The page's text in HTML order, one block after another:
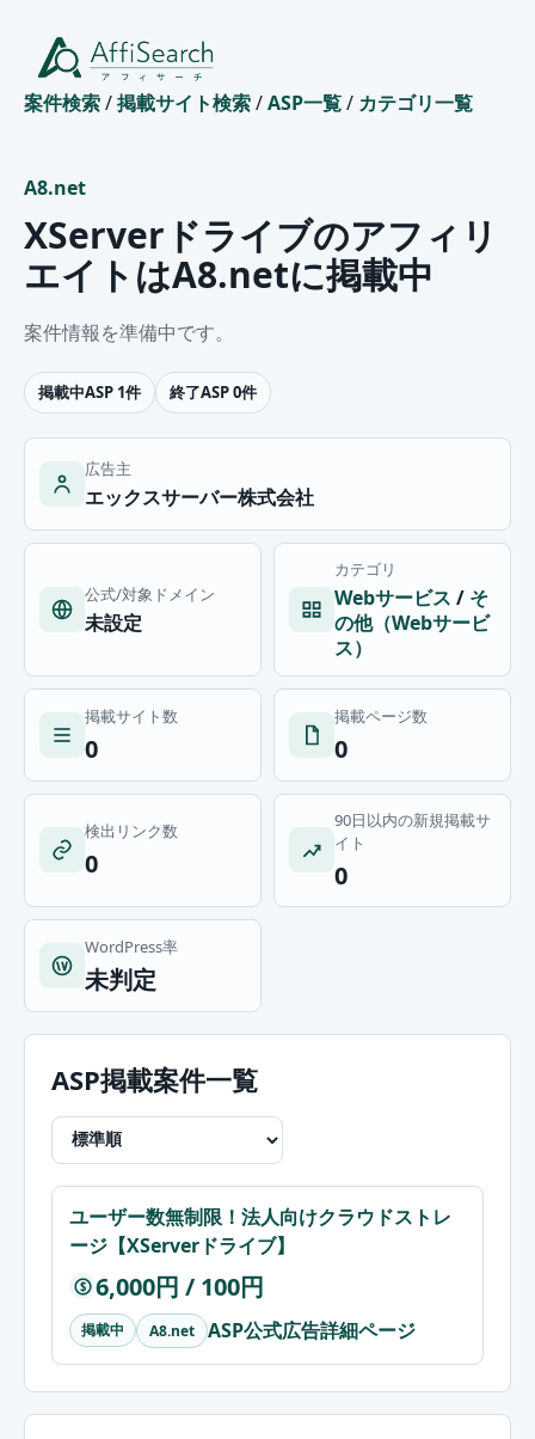
案件検索/掲載サイト検索/ASP一覧/ カテゴリ一覧
A8.net
XServerドライブのアフィリ
エイトはA8.netに掲載中
案件情報を準備中です。
掲載中ASP 1件 終了ASP 0件
広告主
エックスサーバー株式会社
公式/対象ドメイン
未設定
カテゴリ
Webサービス / そ
の他（Webサービ
ス）
掲載サイト数
0
掲載ページ数
0
検出リンク数
0
90日以内の新規掲載サ
イト
0
WordPress率
未判定
ASP掲載案件一覧
ユーザー数無制限！法人向けクラウドストレ
ージ【XServerドライブ】
$ 6,000円 / 100円
掲載中 A8.net ASP公式広告詳細ページ